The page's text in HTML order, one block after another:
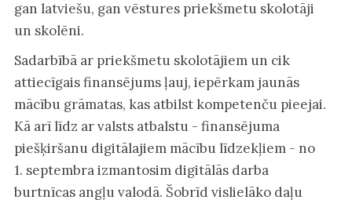
gan latviešu, gan vēstures priekšmetu skolotāji
un skolēni.
Sadarbībā ar priekšmetu skolotājiem un cik
attiecīgais finansējums ļauj, iepērkam jaunās
mācību grāmatas, kas atbilst kompetenču pieejai.
Kā arī līdz ar valsts atbalstu - finansējuma
piešķiršanu digitālajiem mācību līdzekļiem - no
1. septembra izmantosim digitālās darba
burtnīcas angļu valodā. Šobrīd vislielāko daļu